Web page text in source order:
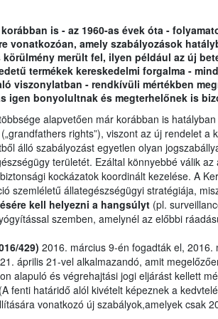
is - az 1960-as évek óta -
vonatkozóan, amely szabályozások
merült fel, ilyen például az új
termékek kereskedelmi forgalma -
viszonylatban - rendkívüli mértékben
igen bonyolultnak és megterhelőnek is
alapvetően már korábban is
rights”), viszont az új rendelet a
álló szabályozást egyetlen olyan
területét. Ezáltal könnyebbé válik
kockázatok koordinált kezelése. A
szemléletű állategészségügyi stratégiája,
kell helyezni a hangsúlyt(pl.
szemben, amelynél az előbbi
429) 2016. március 9-én fogadták el,
április 21-vel alkalmazandó, amit
alapuló és végrehajtási jogi eljárást kellett
fenti határidő alól kivételt képeznek a
vonatkozó új szabályok,amelyek csak